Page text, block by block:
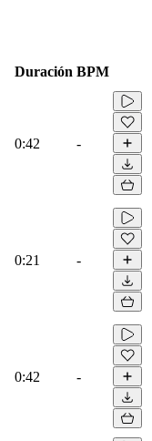
Duración BPM
0:42 -
0:21 -
0:42 -